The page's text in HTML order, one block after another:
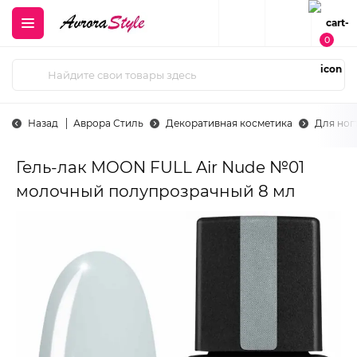
0
Назад Аврора Стиль Декоративная косметика Для
Гель-лак MOON FULL Air Nude №01
молочный полупрозрачный 8 мл